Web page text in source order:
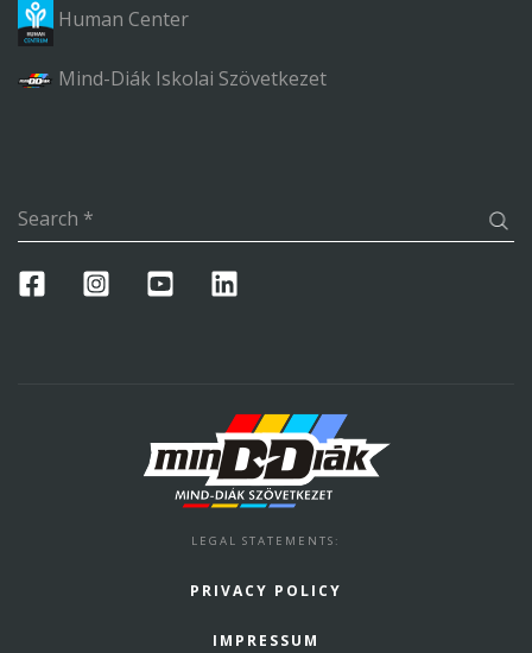
Human Center
Mind-Diák Iskolai Szövetkezet
Search *
LEGAL STATEMENTS :
PRIVACY POLICY
IMPRESSUM